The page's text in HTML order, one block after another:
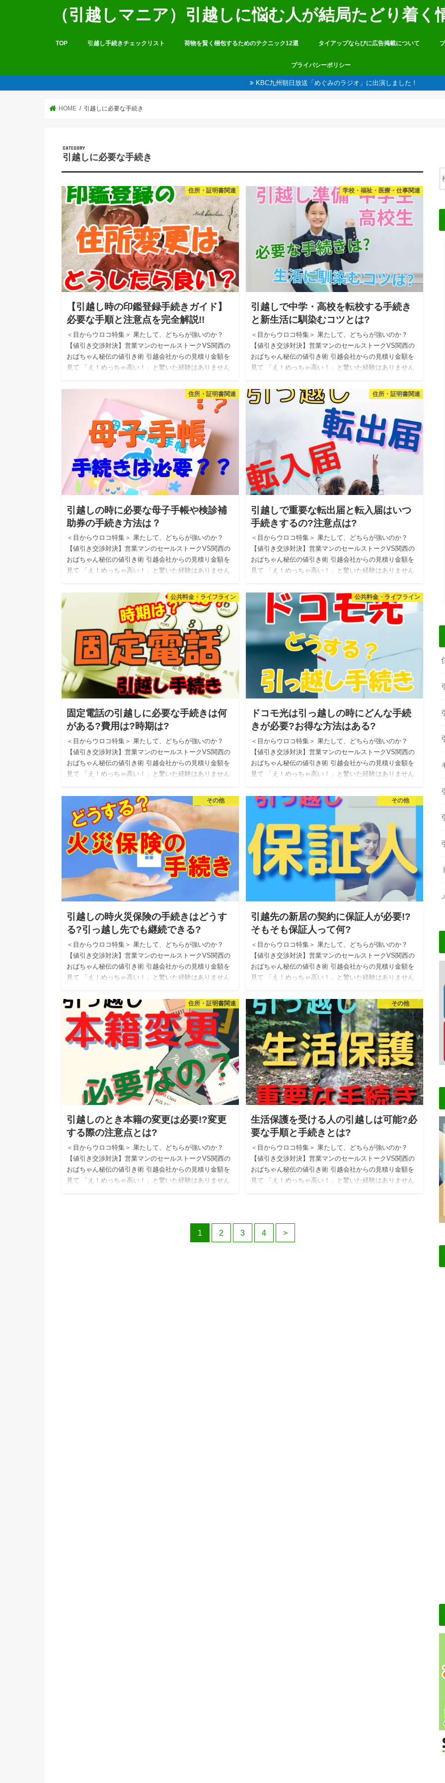
（引越しマニア）引越しに悩む人が結局たどり着く
TOP 引越し手続きチェックリスト 荷物を賢く梱包するためのテクニック12選 タイアップならびに広告掲載について
プライバシーポリシー
KBC九州朝日放送「めぐみのラジオ」に出演しました！
HOME 引越しに必要な手続き
引越しに必要な手続き
住所・証明書関連
【引越し時の印鑑登録手続きガイド】
必要な手順と注意点を完全解説!!
＜目からウロコ特集＞ 果たして、どちらが強いのか？
【値引き交渉対決】営業マンのセールストークVS関西の
おばちゃん秘伝の値引き術 引越会社からの見積り金額を
見て 「え！めっちゃ高い！」と驚いた経験はありません
学校・福祉・医療・仕事関連
引越しで中学・高校を転校する手続き
と新生活に馴染むコツとは?
＜目からウロコ特集＞ 果たして、どちらが強いのか？
【値引き交渉対決】営業マンのセールストークVS関西の
おばちゃん秘伝の値引き術 引越会社からの見積り金額を
見て 「え！めっちゃ高い！」と驚いた経験はありません
住所・証明書関連
引越しの時に必要な母子手帳や検診補
助券の手続き方法は？
＜目からウロコ特集＞ 果たして、どちらが強いのか？
【値引き交渉対決】営業マンのセールストークVS関西の
おばちゃん秘伝の値引き術 引越会社からの見積り金額を
見て 「え！めっちゃ高い！」と驚いた経験はありません
住所・証明書関連
引越しで重要な転出届と転入届はいつ
手続きするの?注意点は?
＜目からウロコ特集＞ 果たして、どちらが強いのか？
【値引き交渉対決】営業マンのセールストークVS関西の
おばちゃん秘伝の値引き術 引越会社からの見積り金額を
見て 「え！めっちゃ高い！」と驚いた経験はありません
公共料金・ライフライン
固定電話の引越しに必要な手続きは何
がある?費用は?時期は?
＜目からウロコ特集＞ 果たして、どちらが強いのか？
【値引き交渉対決】営業マンのセールストークVS関西の
おばちゃん秘伝の値引き術 引越会社からの見積り金額を
見て 「え！めっちゃ高い！」と驚いた経験はありません
公共料金・ライフライン
ドコモ光は引っ越しの時にどんな手続
きが必要?お得な方法はある?
＜目からウロコ特集＞ 果たして、どちらが強いのか？
【値引き交渉対決】営業マンのセールストークVS関西の
おばちゃん秘伝の値引き術 引越会社からの見積り金額を
見て 「え！めっちゃ高い！」と驚いた経験はありません
その他
引越しの時火災保険の手続きはどうす
る?引っ越し先でも継続できる?
＜目からウロコ特集＞ 果たして、どちらが強いのか？
【値引き交渉対決】営業マンのセールストークVS関西の
おばちゃん秘伝の値引き術 引越会社からの見積り金額を
見て 「え！めっちゃ高い！」と驚いた経験はありません
その他
引越先の新居の契約に保証人が必要!?
そもそも保証人って何?
＜目からウロコ特集＞ 果たして、どちらが強いのか？
【値引き交渉対決】営業マンのセールストークVS関西の
おばちゃん秘伝の値引き術 引越会社からの見積り金額を
見て 「え！めっちゃ高い！」と驚いた経験はありません
住所・証明書関連
引越しのとき本籍の変更は必要!?変更
する際の注意点とは?
＜目からウロコ特集＞ 果たして、どちらが強いのか？
【値引き交渉対決】営業マンのセールストークVS関西の
おばちゃん秘伝の値引き術 引越会社からの見積り金額を
見て 「え！めっちゃ高い！」と驚いた経験はありません
その他
生活保護を受ける人の引越しは可能?必
要な手順と手続きとは?
＜目からウロコ特集＞ 果たして、どちらが強いのか？
【値引き交渉対決】営業マンのセールストークVS関西の
おばちゃん秘伝の値引き術 引越会社からの見積り金額を
見て 「え！めっちゃ高い！」と驚いた経験はありません
1 2 3 4 >